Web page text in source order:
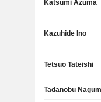
Katsumi Azuma
Kazuhide Ino
Tetsuo Tateishi
Tadanobu